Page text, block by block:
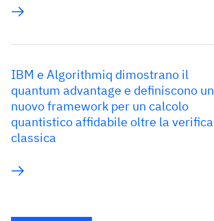
IBM e Algorithmiq dimostrano il
quantum advantage e definiscono un
nuovo framework per un calcolo
quantistico affidabile oltre la verifica
classica